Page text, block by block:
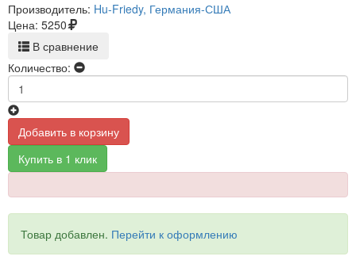
Производитель: Hu-Friedy, Германия-США
Цена: 5250
В сравнение
Количество:
Добавить в корзину
Купить в 1 клик
Товар добавлен. Перейти к оформлению